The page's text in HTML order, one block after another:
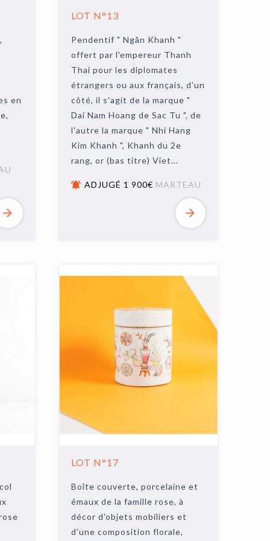
en
LOT N°13
Pendentif " Ngân Khanh "
offert par l'empereur Thanh
Thai pour les diplomates
étrangers ou aux français, d'un
côté, il s'agit de la marque "
Dai Nam Hoang de Sac Tu ", de
l'autre la marque " Nhi Hang
Kim Khanh ", Khanh du 2e
rang, or (bas titre) Viet...
ADJUGÉ 1 900€ MARTEAU
LOT N°17
Boîte couverte, porcelaine et
émaux de la famille rose, à
décor d'objets mobiliers et
d'une composition florale,